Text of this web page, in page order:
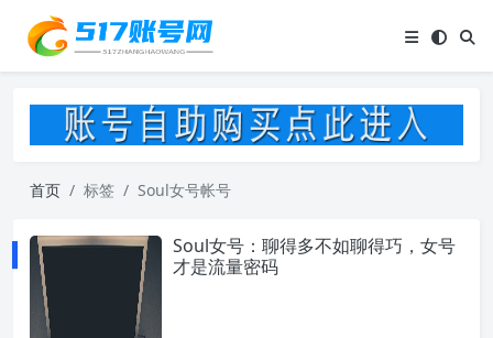
首页 标签 Soul女号帐号
Soul女号：聊得多不如聊得巧，女号
才是流量密码